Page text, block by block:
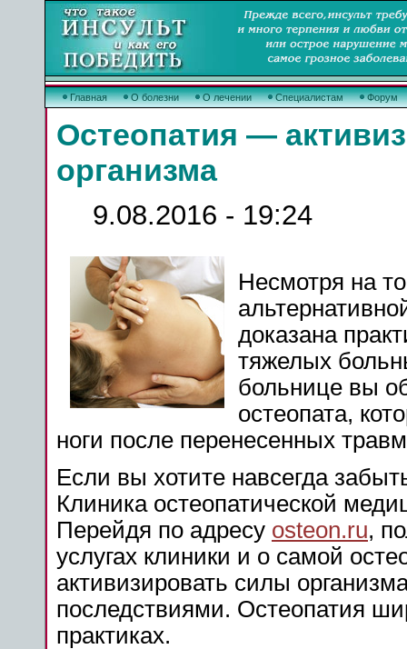
Главная О болезни О лечении Специалистам Форум
Остеопатия —
организма
9.08.2016 - 19:24
Несмотря на
доказана
тяжелых
больнице вы
остеопата,
ноги после перенесенных
Если вы хотите навсегда
Клиника остеопатической
Перейдя по адресу osteon.ru,
услугах клиники и о самой
активизировать силы
последствиями. Остеопатия
практиках.